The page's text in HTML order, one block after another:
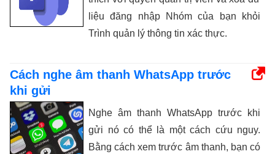
liệu đăng nhập Nhóm của bạn khỏi
Trình quản lý thông tin xác thực.
Cách nghe âm thanh WhatsApp trước
khi gửi
Nghe âm thanh WhatsApp trước khi
gửi nó có thể là một cách cứu nguy.
Bằng cách xem trước âm thanh, bạn có